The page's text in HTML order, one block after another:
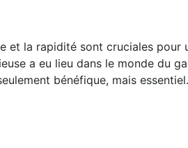
la rapidité sont cruciales pour
a eu lieu dans le monde du
bénéfique, mais essentiel.